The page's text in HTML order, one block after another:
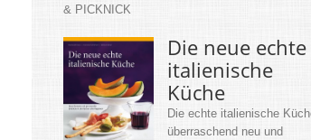
& PICKNICK
Die neue echte
italienische
Küche
Die echte italienische
überraschend neu und